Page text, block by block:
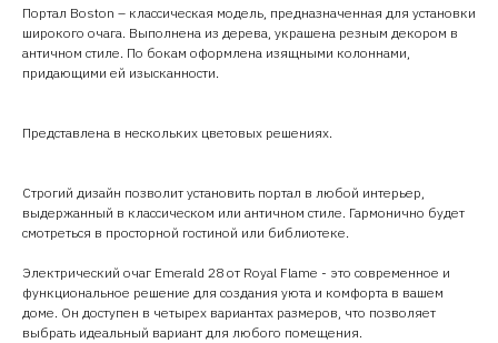
Портал Boston – классическая модель, предназначенная для установки
широкого очага. Выполнена из дерева, украшена резным декором в
античном стиле. По бокам оформлена изящными колоннами,
придающими ей изысканности.
Представлена в нескольких цветовых решениях.
Строгий дизайн позволит установить портал в любой интерьер,
выдержанный в классическом или античном стиле. Гармонично будет
смотреться в просторной гостиной или библиотеке.
Электрический очаг Emerald 28 от Royal Flame - это современное и
функциональное решение для создания уюта и комфорта в вашем
доме. Он доступен в четырех вариантах размеров, что позволяет
выбрать идеальный вариант для любого помещения.